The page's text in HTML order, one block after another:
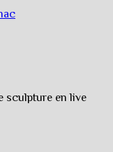
sculpture en live